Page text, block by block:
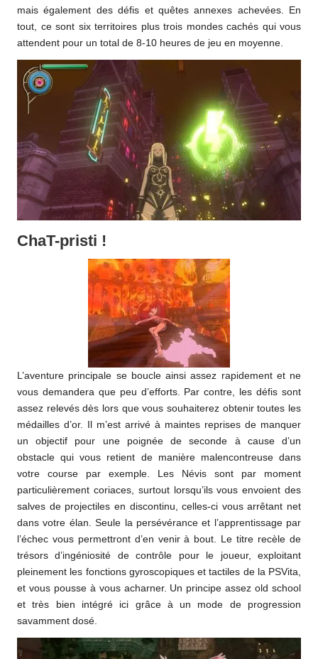
mais également des défis et quêtes annexes achevées. En
tout, ce sont six territoires plus trois mondes cachés qui vous
attendent pour un total de 8-10 heures de jeu en moyenne.
ChaT-pristi !
L’aventure principale se boucle ainsi assez rapidement et ne
vous demandera que peu d’efforts. Par contre, les défis sont
assez relevés dès lors que vous souhaiterez obtenir toutes les
médailles d’or. Il m’est arrivé à maintes reprises de manquer
un objectif pour une poignée de seconde à cause d’un
obstacle qui vous retient de manière malencontreuse dans
votre course par exemple. Les Névis sont par moment
particulièrement coriaces, surtout lorsqu’ils vous envoient des
salves de projectiles en discontinu, celles-ci vous arrêtant net
dans votre élan. Seule la persévérance et l’apprentissage par
l’échec vous permettront d’en venir à bout. Le titre recèle de
trésors d’ingéniosité de contrôle pour le joueur, exploitant
pleinement les fonctions gyroscopiques et tactiles de la PSVita,
et vous pousse à vous acharner. Un principe assez old school
et très bien intégré ici grâce à un mode de progression
savamment dosé.